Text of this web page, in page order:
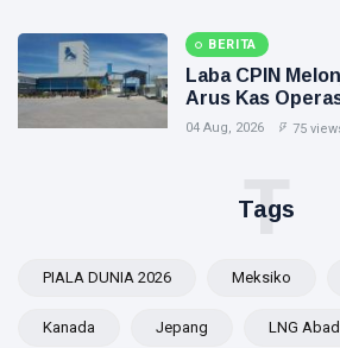
BERITA
Laba CPIN
Arus Kas
Persen
04 Aug, 2026 75
Tags
T
PIALA DUNIA 2026 Meksiko
Kanada Jepang LNG